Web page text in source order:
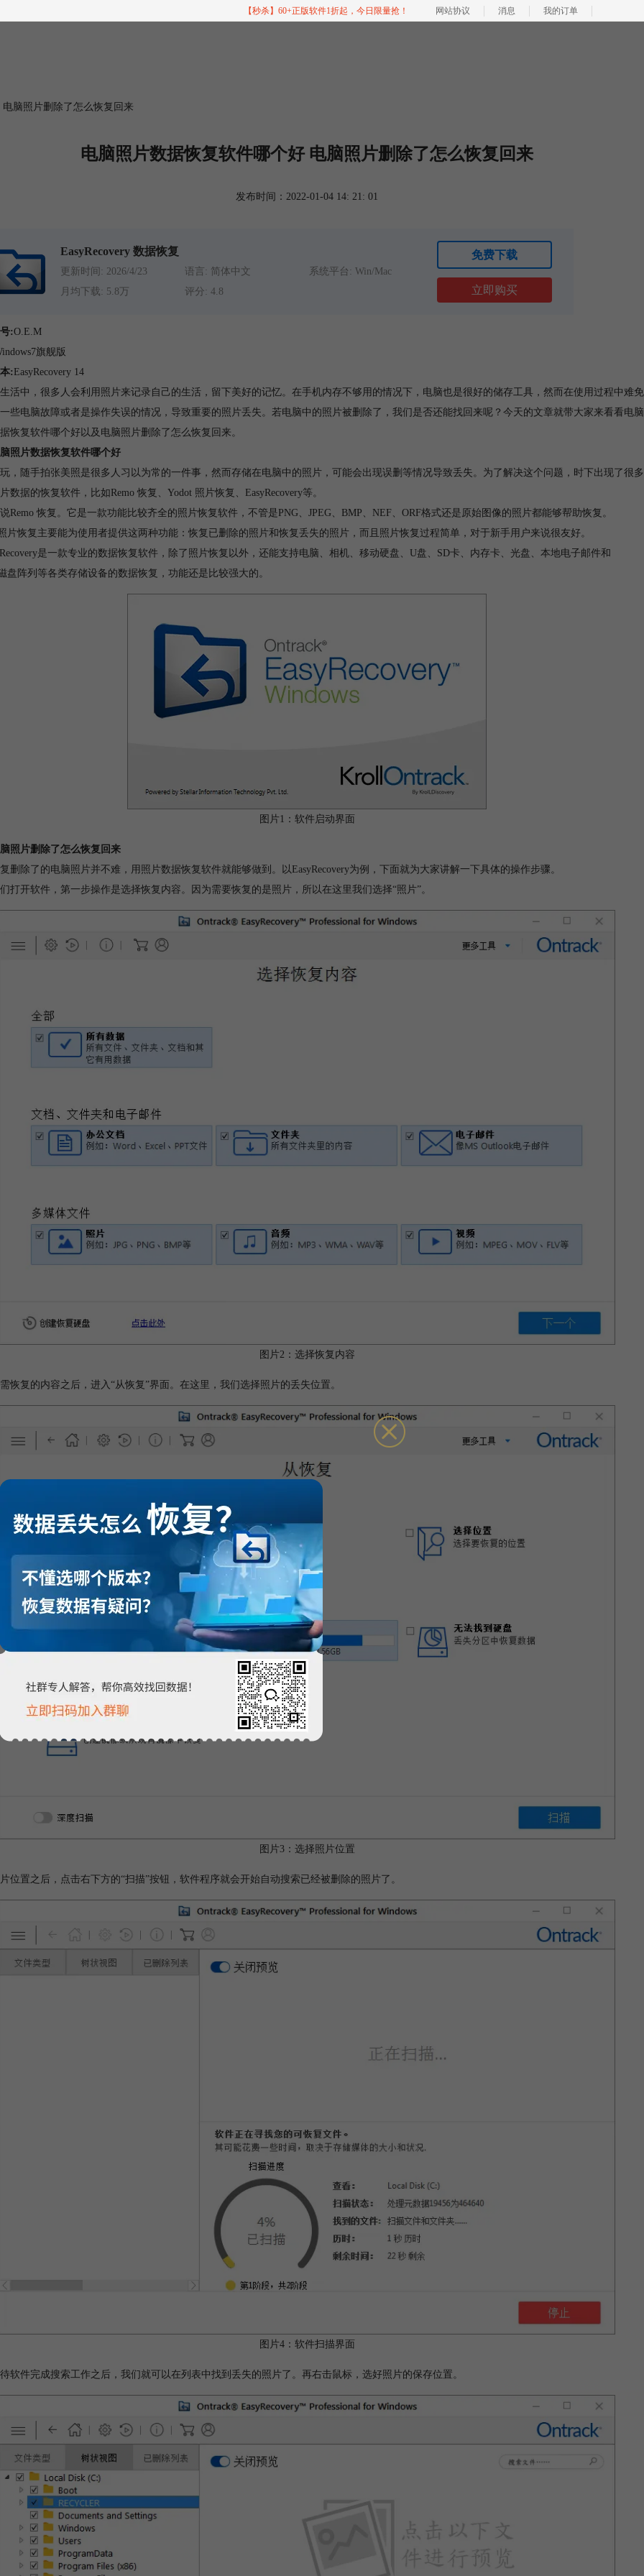
【秒杀】60+正版软件1折起，今日限量抢！ 网站协议 消息 我的订单
脑照片删除了怎么恢复回来
电脑照片数据恢复软件哪个好 电脑照片删除了怎么恢复回来
发布时间：2022-01-04 14: 21: 01
EasyRecovery 数据恢复
更新时间: 2026/4/23 语言: 简体中文
系统平台: Win/Mac
月均下载: 5.8万
评分: 4.8
免费下载
立即购买
:O.E.M
旗舰版
: EasyRecovery 14
活中，很多人会利用照片来记录自己的生活，留下美好的记忆。在手机内存不够用的情况下，电脑也是很好的储存工具，然而在使用过程中难免
些电脑故障或者是操作失误的情况，导致重要的照片丢失。若电脑中的照片被删除了，我们是否还能找回来呢？今天的文章就带大家来看看电脑
恢复软件哪个好以及电脑照片删除了怎么恢复回来。
照片数据恢复软件哪个好
，随手拍张美照是很多人习以为常的一件事，然而存储在电脑中的照片，可能会出现误删等情况导致丢失。为了解决这个问题，时下出现了很多
数据的恢复软件，比如Remo 恢复、Yodot 照片恢复、EasyRecovery等。
Remo 恢复。它是一款功能比较齐全的照片恢复软件，不管是PNG、JPEG、BMP、NEF、ORF格式还是原始图像的照片都能够帮助恢复。
片恢复主要能为使用者提供这两种功能：恢复已删除的照片和恢复丢失的照片，而且照片恢复过程简单，对于新手用户来说很友好。
是一款专业的数据恢复软件，除了照片恢复以外，还能支持电脑、相机、移动硬盘、U盘、SD卡、内存卡、光盘、本地电子邮件和
盘阵列等各类存储设备的数据恢复，功能还是比较强大的。
图片1：软件启动界面
照片删除了怎么恢复回来
删除了的电脑照片并不难，用照片数据恢复软件就能够做到。以EasyRecovery为例，下面就为大家讲解一下具体的操作步骤。
打开软件，第一步操作是选择恢复内容。因为需要恢复的是照片，所以在这里我们选择“照片”。
图片2：选择恢复内容
恢复的内容之后，进入“从恢复”界面。在这里，我们选择照片的丢失位置。
图片3：选择照片位置
位置之后，点击右下方的“扫描”按钮，软件程序就会开始自动搜索已经被删除的照片了。
图片4：软件扫描界面
软件完成搜索工作之后，我们就可以在列表中找到丢失的照片了。再右击鼠标，选好照片的保存位置。